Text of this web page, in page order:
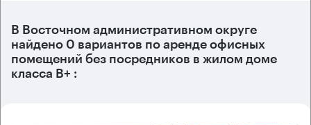
В Восточном административном округе
найдено 0 вариантов по аренде офисных
помещений без посредников в жилом доме
класса B+ :